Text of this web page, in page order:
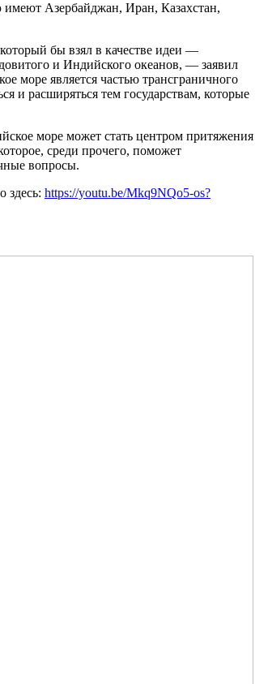
Азербайджан, Иран, Казахстан,
бы взял в качестве идеи —
и Индийского океанов, — заявил
море является частью трансграничного
и расширяться тем государствам, которые
море может стать центром притяжения
среди прочего, поможет
вопросы.
здесь: https://youtu.be/Mkq9NQo5-os?